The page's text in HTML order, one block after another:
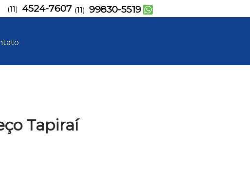
(11) 4524-7607 (11) 99830-5519
Tapiraí